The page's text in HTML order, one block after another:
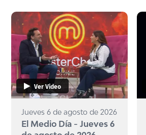
Ver Video
Jueves 6 de agosto de 2026
El Medio Día - Jueves 6